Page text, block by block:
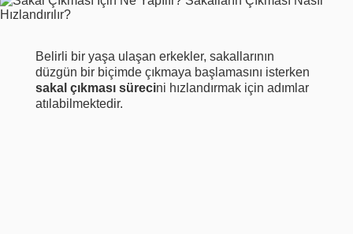
Belirli bir yaşa ulaşan erkekler, sakallarının
düzgün bir biçimde çıkmaya başlamasını isterken
sakal çıkması sürecini hızlandırmak için adımlar
atılabilmektedir.